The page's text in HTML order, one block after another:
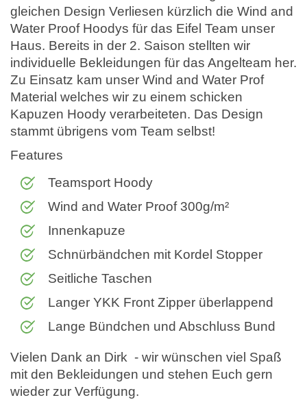
gleichen Design Verliesen kürzlich die Wind and
Water Proof Hoodys für das Eifel Team unser
Haus. Bereits in der 2. Saison stellten wir
individuelle Bekleidungen für das Angelteam her.
Zu Einsatz kam unser Wind and Water Prof
Material welches wir zu einem schicken
Kapuzen Hoody verarbeiteten. Das Design
stammt übrigens vom Team selbst!
Features
Teamsport Hoody
Wind and Water Proof 300g/m²
Innenkapuze
Schnürbändchen mit Kordel Stopper
Seitliche Taschen
Langer YKK Front Zipper überlappend
Lange Bündchen und Abschluss Bund
Vielen Dank an Dirk - wir wünschen viel Spaß
mit den Bekleidungen und stehen Euch gern
wieder zur Verfügung.